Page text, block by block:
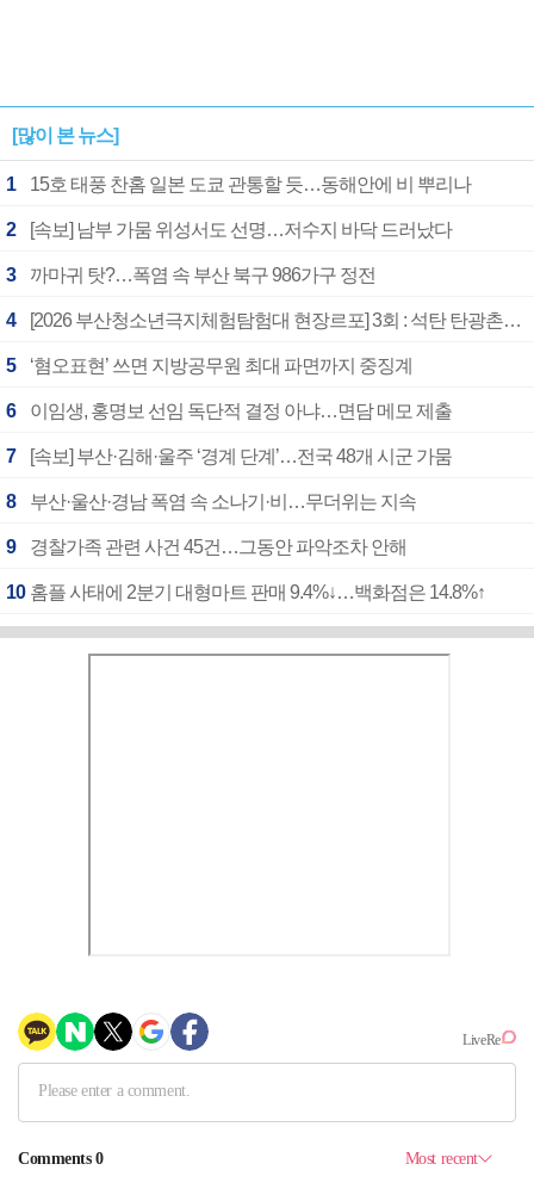
[많이 본 뉴스]
1 15호 태풍 찬홈 일본 도쿄 관통할 듯…동해안에 비 뿌리나
2 [속보] 남부 가뭄 위성서도 선명…저수지 바닥 드러났다
3 까마귀 탓?…폭염 속 부산 북구 986가구 정전
4 [2026 부산청소년극지체험탐험대 현장르포] 3회 : 석탄 탄광촌에서 북극 연구의 중심지로
5 ‘혐오표현’ 쓰면 지방공무원 최대 파면까지 중징계
6 이임생, 홍명보 선임 독단적 결정 아냐…면담 메모 제출
7 [속보] 부산·김해·울주 ‘경계 단계’…전국 48개 시군 가뭄
8 부산·울산·경남 폭염 속 소나기·비…무더위는 지속
9 경찰가족 관련 사건 45건…그동안 파악조차 안해
10 홈플 사태에 2분기 대형마트 판매 9.4%↓…백화점은 14.8%↑